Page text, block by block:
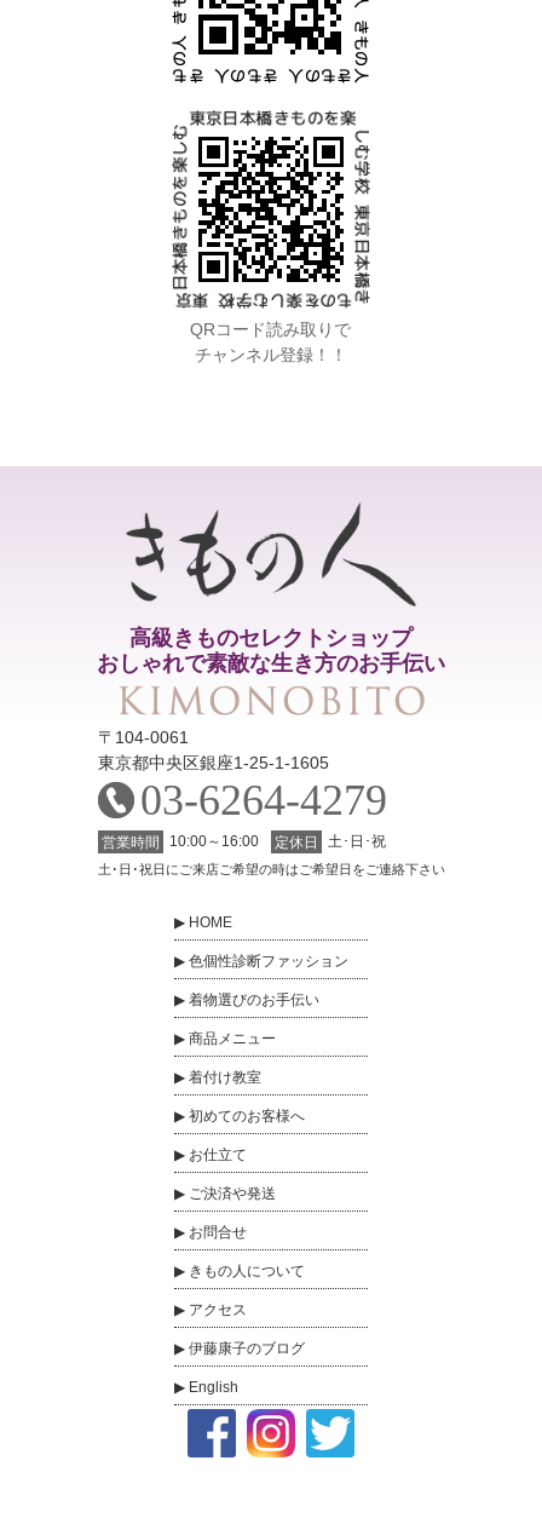
QRコード読み取りで
チャンネル登録！！
高級きものセレクトショップ
おしゃれで素敵な生き方のお手伝い
〒104-0061
東京都中央区銀座1-25-1-1605
03-6264-4279
営業時間 10:00～16:00 定休日 土･日･祝
土･日･祝日にご来店ご希望の時はご希望日をご連絡下さい
HOME
色個性診断ファッション
着物選びのお手伝い
商品メニュー
着付け教室
初めてのお客様へ
お仕立て
ご決済や発送
お問合せ
きもの人について
アクセス
伊藤康子のブログ
English